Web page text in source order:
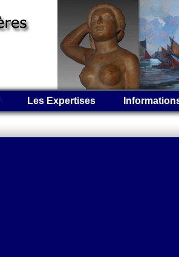
Les Expertises